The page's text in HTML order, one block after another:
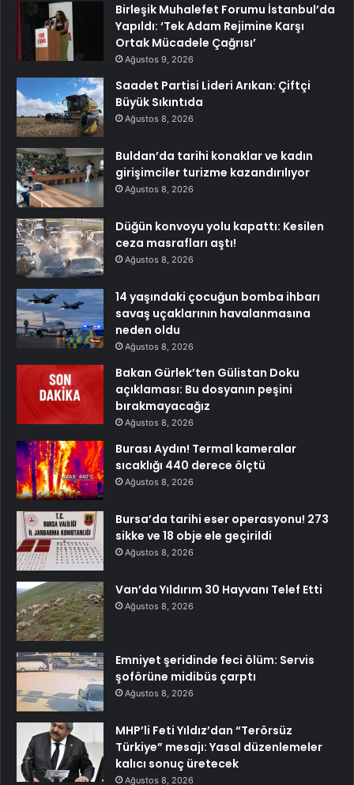
Birleşik Muhalefet Forumu İstanbul’da
Yapıldı: ‘Tek Adam Rejimine Karşı
Ortak Mücadele Çağrısı’
Ağustos 9, 2026
Saadet Partisi Lideri Arıkan: Çiftçi
Büyük Sıkıntıda
Ağustos 8, 2026
Buldan’da tarihi konaklar ve kadın
girişimciler turizme kazandırılıyor
Ağustos 8, 2026
Düğün konvoyu yolu kapattı: Kesilen
ceza masrafları aştı!
Ağustos 8, 2026
14 yaşındaki çocuğun bomba ihbarı
savaş uçaklarının havalanmasına
neden oldu
Ağustos 8, 2026
Bakan Gürlek’ten Gülistan Doku
açıklaması: Bu dosyanın peşini
bırakmayacağız
Ağustos 8, 2026
Burası Aydın! Termal kameralar
sıcaklığı 440 derece ölçtü
Ağustos 8, 2026
Bursa’da tarihi eser operasyonu! 273
sikke ve 18 obje ele geçirildi
Ağustos 8, 2026
Van’da Yıldırım 30 Hayvanı Telef Etti
Ağustos 8, 2026
Emniyet şeridinde feci ölüm: Servis
şoförüne midibüs çarptı
Ağustos 8, 2026
MHP’li Feti Yıldız’dan “Terörsüz
Türkiye” mesajı: Yasal düzenlemeler
kalıcı sonuç üretecek
Ağustos 8, 2026